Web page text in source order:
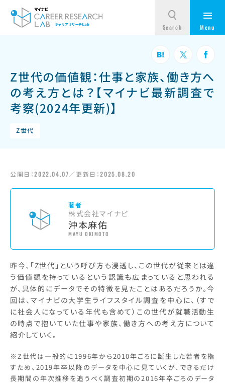
Z世代の価値観：仕事と家族、働き方へ
の考え方とは？【マイナビ最新調査で
考察(2024年更新)】
Z世代
公開日：2022.04.07／更新日：2025.08.20
著者
株式会社マイナビ
沖本麻佑
MAYU OKIMOTO
昨今、「Z世代」という呼び方も浸透し、この世代が従来とは違
う価値観を持っているという認識も広まっていると思われる
が、具体的にデータでその特徴を見たことはあるだろうか。今
回は、マイナビの大学生ライフスタイル調査を中心に、（すで
に社会人になっている年代も含めて）この世代が就職活動生
の時点で抱いていた仕事や家族、働き方への考え方について
紹介していく。
※Z世代は一般的に1996年から2010年ごろに誕生した若者を指
すため、2019年卒以降のデータを中心に見ていくが、できるだけ
長期間の年次推移を追うべく調査初期の2016年卒ごろのデータ